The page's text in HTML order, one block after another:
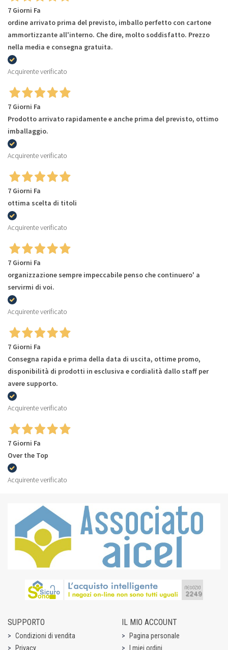
7 Giorni Fa
ordine arrivato prima del previsto, imballo perfetto con cartone
ammortizzante all'interno. Che dire, molto soddisfatto. Prezzo
nella media e consegna gratuita.
Acquirente verificato
7 Giorni Fa
Prodotto arrivato rapidamente e anche prima del previsto, ottimo
imballaggio.
Acquirente verificato
7 Giorni Fa
ottima scelta di titoli
Acquirente verificato
7 Giorni Fa
organizzazione sempre impeccabile penso che continuero' a
servirmi di voi.
Acquirente verificato
7 Giorni Fa
Consegna rapida e prima della data di uscita, ottime promo,
disponibilità di prodotti in esclusiva e cordialità dallo staff per
avere supporto.
Acquirente verificato
7 Giorni Fa
Over the Top
Acquirente verificato
SUPPORTO
Condizioni di vendita
Privacy
IL MIO ACCOUNT
Pagina personale
I miei ordini